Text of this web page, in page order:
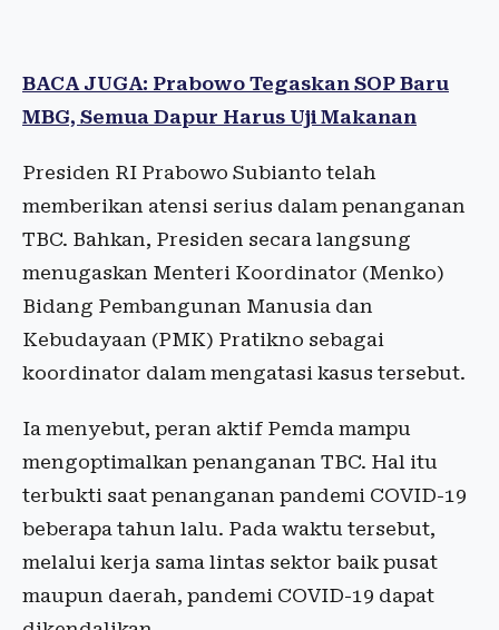
BACA JUGA: Prabowo Tegaskan SOP Baru
MBG, Semua Dapur Harus Uji Makanan
Presiden RI Prabowo Subianto telah
memberikan atensi serius dalam penanganan
TBC. Bahkan, Presiden secara langsung
menugaskan Menteri Koordinator (Menko)
Bidang Pembangunan Manusia dan
Kebudayaan (PMK) Pratikno sebagai
koordinator dalam mengatasi kasus tersebut.
Ia menyebut, peran aktif Pemda mampu
mengoptimalkan penanganan TBC. Hal itu
terbukti saat penanganan pandemi COVID-19
beberapa tahun lalu. Pada waktu tersebut,
melalui kerja sama lintas sektor baik pusat
maupun daerah, pandemi COVID-19 dapat